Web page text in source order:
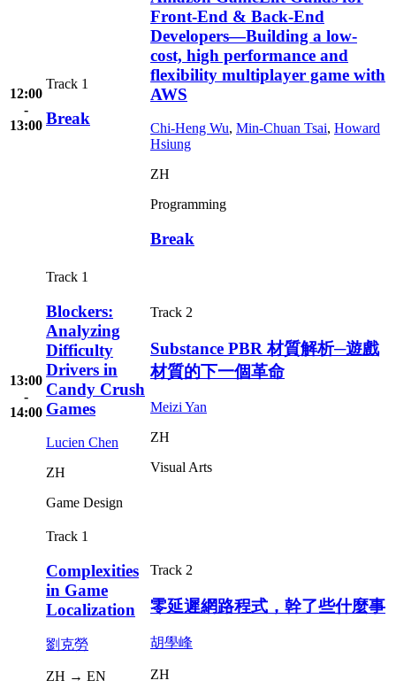
12:00
-
13:00
Track 1
Break
Front-End & Back-End
Developers—Building a low-
cost, high performance and
flexibility multiplayer game with
AWS
Chi-Heng Wu, Min-Chuan Tsai, Howard
Hsiung
ZH
Programming
Break
13:00
-
14:00
Track 1
Blockers:
Analyzing
Difficulty
Drivers in
Candy Crush
Games
Lucien Chen
ZH
Game Design
Track 2
Substance PBR 材質解析─遊戲
材質的下一個革命
Meizi Yan
ZH
Visual Arts
Track 1
Complexities
in Game
Localization
劉克勞
ZH → EN
Track 2
零延遲網路程式，幹了些什麼事
胡學峰
ZH